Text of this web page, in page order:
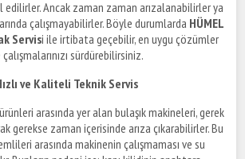
Ancak zaman zaman arızalanabilirler ya
çalışmayabilirler. Böyle durumlarda HÜMEL
Servisi ile irtibata geçebilir, en uygu çözümler
sürdürebilirsiniz.
ve Kaliteli Teknik Servis
arasında yer alan bulaşık makineleri, gerek
gerekse zaman içerisinde arıza çıkarabilirler. Bu
arasında makinenin çalışmaması ve su